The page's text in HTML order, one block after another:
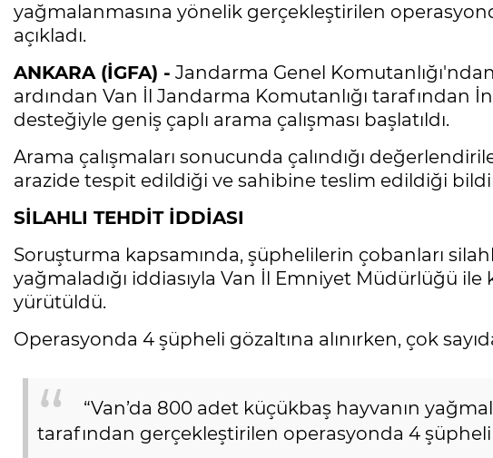
yağmalanmasına yönelik gerçekleştirilen
açıkladı.
ANKARA (İGFA) - Jandarma Genel
ardından Van İl Jandarma Komutanlığı tarafından
desteğiyle geniş çaplı arama çalışması başlatıldı.
Arama çalışmaları sonucunda çalındığı
arazide tespit edildiği ve sahibine teslim edildiği
SİLAHLI TEHDİT İDDİASI
Soruşturma kapsamında, şüphelilerin çobanları
yağmaladığı iddiasıyla Van İl Emniyet Müdürlüğü
yürütüldü.
Operasyonda 4 şüpheli gözaltına alınırken, çok
“Van’da 800 adet küçükbaş hayvanın
tarafından gerçekleştirilen operasyonda 4 şüpheli